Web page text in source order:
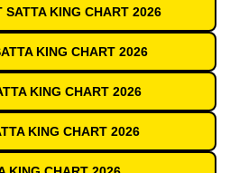
SATTA KING CHART 2026
KING CHART 2026
KING CHART 2026
KING CHART 2026